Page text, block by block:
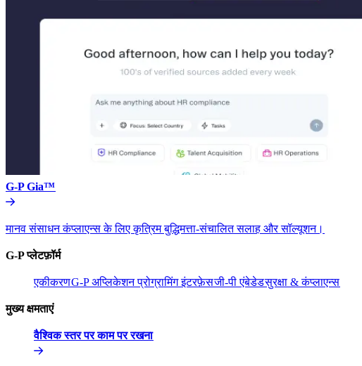
G-P Gia™​​
मानव संसाधन कंप्लाएन्स के लिए कृत्रिम बुद्धिमत्ता-संचालित सलाह और सॉल्यूशन।​​
G-P प्लेटफ़ॉर्म​​
एकीकरण​​G-P अप्लिकेशन प्रोग्रामिंग इंटरफ़ेस​​जी-पी एंबेडेड​​सुरक्षा & कंप्लाएन्स​​
मुख्य क्षमताएं​​
वैश्विक स्तर पर काम पर रखना​​